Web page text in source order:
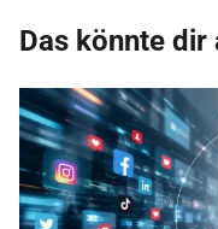
Das könnte